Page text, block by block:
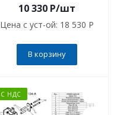
10 330P/шт
Цена с уст-ой: 18 530 P
В корзину
С НДС